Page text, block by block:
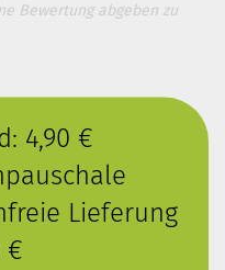
Bewertung abgeben zu
4,90 €
Lieferung
€